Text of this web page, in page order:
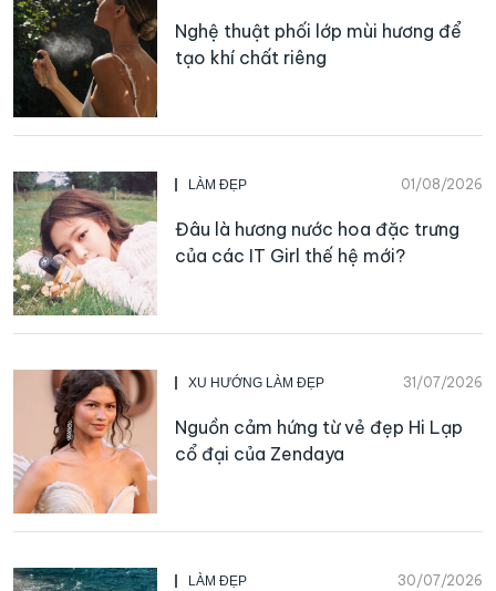
Nghệ thuật phối lớp mùi hương để
tạo khí chất riêng
LÀM ĐẸP 01/08/2026
Đâu là hương nước hoa đặc trưng
của các IT Girl thế hệ mới?
XU HƯỚNG LÀM ĐẸP 31/07/2026
Nguồn cảm hứng từ vẻ đẹp Hi Lạp
cổ đại của Zendaya
LÀM ĐẸP 30/07/2026